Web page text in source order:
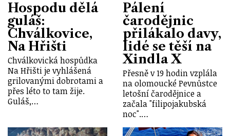
Hospodu dělá
guláš:
Chválkovice,
Na Hřišti
Chválkovická hospůdka
Na Hřišti je vyhlášená
grilovanými dobrotami a
přes léto to tam žije.
Guláš,…
Pálení
čarodějnic
přilákalo davy,
lidé se těší na
Xindla X
Přesně v 19 hodin vzplála
na olomoucké Pevnůstce
letošní čarodějnice a
začala "filipojakubská
noc".…